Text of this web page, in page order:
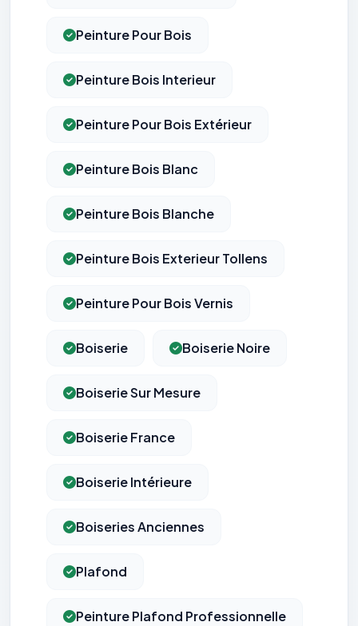
Peinture Pour Bois
Peinture Bois Interieur
Peinture Pour Bois Extérieur
Peinture Bois Blanc
Peinture Bois Blanche
Peinture Bois Exterieur Tollens
Peinture Pour Bois Vernis
Boiserie Boiserie Noire
Boiserie Sur Mesure
Boiserie France
Boiserie Intérieure
Boiseries Anciennes
Plafond
Peinture Plafond Professionnelle